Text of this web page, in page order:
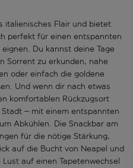
italienisches Flair und bietet
perfekt für einen entspannten
Du kannst deine Tage
Sorrent zu erkunden, nahe
oder einfach die goldene
Und wenn dir nach etwas
komfortablen Rückzugsort
– mit einem entspannten
Abkühlen. Die Snackbar am
für die nötige Stärkung,
auf die Bucht von Neapel und
auf einen Tapetenwechsel